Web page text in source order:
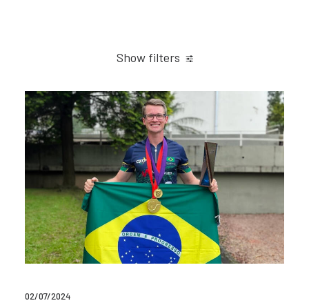
Show filters
02/07/2024